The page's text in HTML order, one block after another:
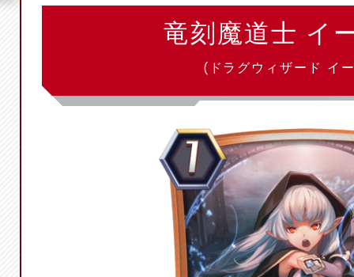
竜刻魔道士 イ
(ドラグウィザード イ